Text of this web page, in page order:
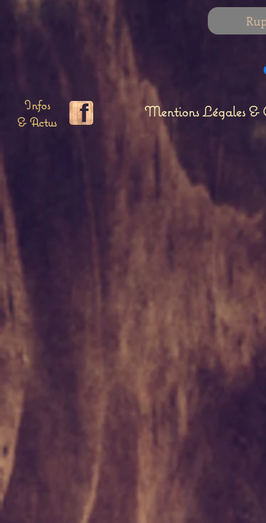
Infos
& Actus
Mentions Légales &